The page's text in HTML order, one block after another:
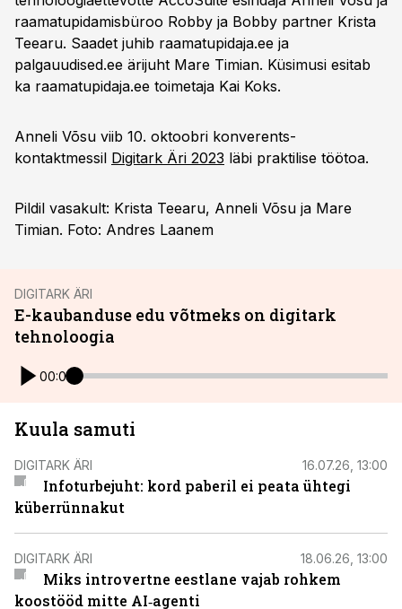
raamatupidamisbüroo Robby ja Bobby partner Krista
Teearu. Saadet juhib raamatupidaja.ee ja
palgauudised.ee ärijuht Mare Timian. Küsimusi esitab
ka raamatupidaja.ee toimetaja Kai Koks.
Anneli Võsu viib 10. oktoobri konverents-
kontaktmessil Digitark Äri 2023 läbi praktilise töötoa.
Pildil vasakult: Krista Teearu, Anneli Võsu ja Mare
Timian. Foto: Andres Laanem
DIGITARK ÄRI
E-kaubanduse edu võtmeks on digitark
tehnoloogia
00:00
Kuula samuti
DIGITARK ÄRI 16.07.26, 13:00
Infoturbejuht: kord paberil ei peata ühtegi
küberrünnakut
DIGITARK ÄRI 18.06.26, 13:00
Miks introvertne eestlane vajab rohkem
koostööd mitte AI‑agenti